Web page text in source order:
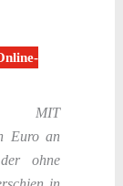
MIT
Euro an
ohne